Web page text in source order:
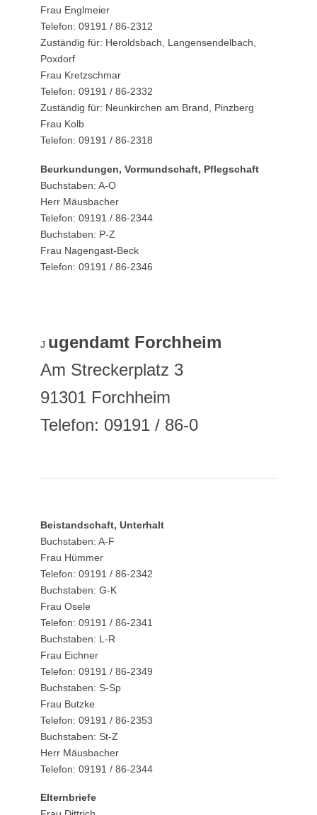
Frau Englmeier
Telefon: 09191 / 86-2312
Zuständig für: Heroldsbach, Langensendelbach,
Poxdorf
Frau Kretzschmar
Telefon: 09191 / 86-2332
Zuständig für: Neunkirchen am Brand, Pinzberg
Frau Kolb
Telefon: 09191 / 86-2318
Beurkundungen, Vormundschaft, Pflegschaft
Buchstaben: A-O
Herr Mäusbacher
Telefon: 09191 / 86-2344
Buchstaben: P-Z
Frau Nagengast-Beck
Telefon: 09191 / 86-2346
J ugendamt Forchheim
Am Streckerplatz 3
91301 Forchheim
Telefon: 09191 / 86-0
Beistandschaft, Unterhalt
Buchstaben: A-F
Frau Hümmer
Telefon: 09191 / 86-2342
Buchstaben: G-K
Frau Osele
Telefon: 09191 / 86-2341
Buchstaben: L-R
Frau Eichner
Telefon: 09191 / 86-2349
Buchstaben: S-Sp
Frau Butzke
Telefon: 09191 / 86-2353
Buchstaben: St-Z
Herr Mäusbacher
Telefon: 09191 / 86-2344
Elternbriefe